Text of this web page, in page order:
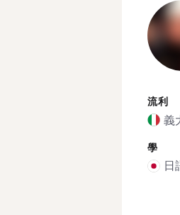
流利
義
學
日